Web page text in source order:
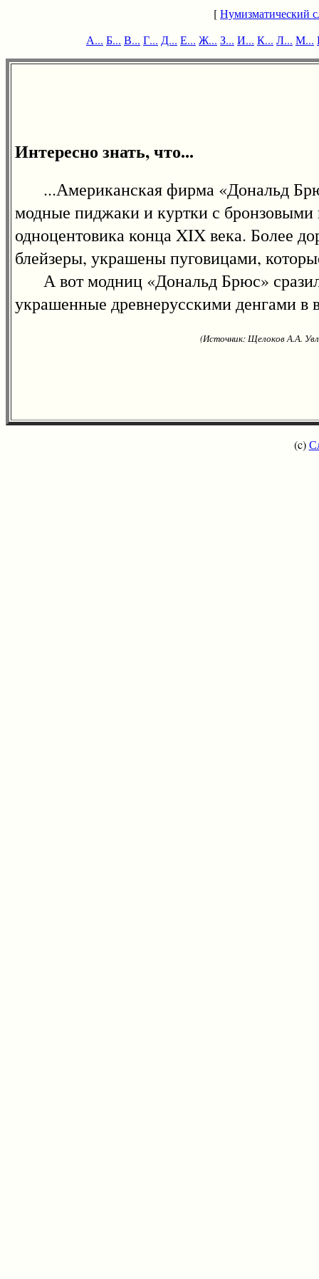
[Нумизматический
А... Б... В... Г... Д... Е... Ж... З... И... К... Л... М...
Интересно знать, что...
...Американская фирма «Дональд
модные пиджаки и куртки с
одноцентовика конца XIX века. Более
блейзеры, украшены пуговицами,
А вот модниц «Дональд Брюс» сразил
украшенные древнерусскими денгами в
(Источник: Щелоков А.А.
(c)